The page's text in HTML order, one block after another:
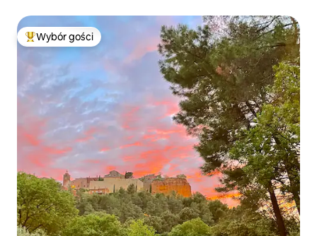
Najpopularniejsze z kategorii Wybór gości
Wybór gości